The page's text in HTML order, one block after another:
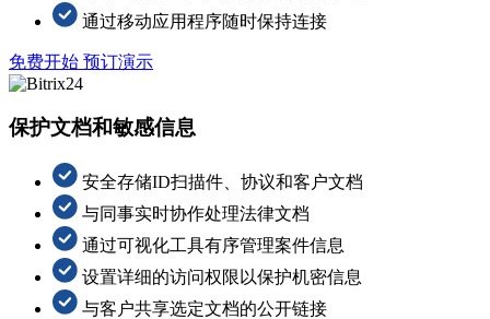
通过移动应用程序随时保持连接
免费开始 预订演示
保护文档和敏感信息
安全存储ID扫描件、协议和客户文档
与同事实时协作处理法律文档
通过可视化工具有序管理案件信息
设置详细的访问权限以保护机密信息
与客户共享选定文档的公开链接